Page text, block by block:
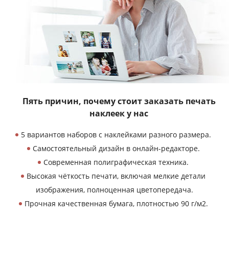
Пять причин, почему стоит заказать печать
наклеек у нас
5 вариантов наборов с наклейками разного размера.
Самостоятельный дизайн в онлайн-редакторе.
Современная полиграфическая техника.
Высокая чёткость печати, включая мелкие детали
изображения, полноценная цветопередача.
Прочная качественная бумага, плотностью 90 г/м2.